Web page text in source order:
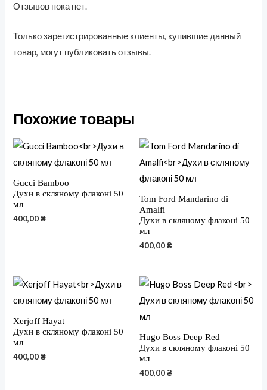
Отзывов пока нет.
Только зарегистрированные клиенты, купившие данный
товар, могут публиковать отзывы.
Похожие товары
Gucci Bamboo
Духи в скляному флаконі 50
мл
400,00₴
Tom Ford Mandarino di
Amalfi
Духи в скляному флаконі 50
мл
400,00₴
Xerjoff Hayat
Духи в скляному флаконі 50
мл
400,00₴
Hugo Boss Deep Red
Духи в скляному флаконі 50
мл
400,00₴